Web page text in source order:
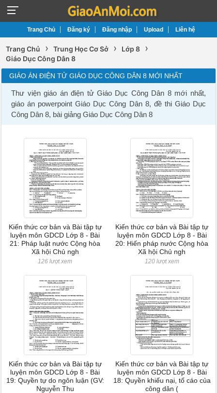
Trang Chủ Đăng ký Đăng nhập Upload Liên hệ
Trang Chủ › Trung Học Cơ Sở › Lớp 8 ›
Giáo Dục Công Dân 8
GIÁO ÁN ĐIỆN TỬ GIÁO DỤC CÔNG DÂN 8 MỚI NHẤT
Thư viện giáo án điện tử Giáo Dục Công Dân 8 mới nhất,
giáo án powerpoint Giáo Dục Công Dân 8, đề thi Giáo Dục
Công Dân 8, bài giảng Giáo Dục Công Dân 8
Kiến thức cơ bản và Bài tập tự
luyện môn GDCD Lớp 8 - Bài
21: Pháp luật nước Cộng hòa
Xã hội Chủ ngh
126 lượt xem
Kiến thức cơ bản và Bài tập tự
luyện môn GDCD Lớp 8 - Bài
20: Hiến pháp nước Cộng hòa
Xã hội Chủ ngh
120 lượt xem
Kiến thức cơ bản và Bài tập tự
luyện môn GDCD Lớp 8 - Bài
19: Quyền tự do ngôn luận (GV:
Nguyễn Thu
Kiến thức cơ bản và Bài tập tự
luyện môn GDCD Lớp 8 - Bài
18: Quyền khiếu nại, tố cáo của
công dân (